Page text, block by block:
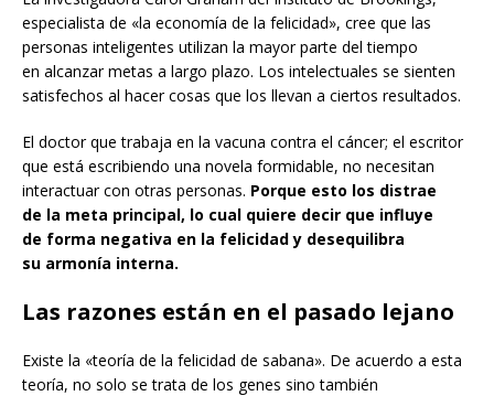
especialista de «la economía de la felicidad», cree que las
personas inteligentes utilizan la mayor parte del tiempo
en alcanzar metas a largo plazo. Los intelectuales se sienten
satisfechos al hacer cosas que los llevan a ciertos resultados.
El doctor que trabaja en la vacuna contra el cáncer; el escritor
que está escribiendo una novela formidable, no necesitan
interactuar con otras personas. Porque esto los distrae
de la meta principal, lo cual quiere decir que influye
de forma negativa en la felicidad y desequilibra
su armonía interna.
Las razones están en el pasado lejano
Existe la «teoría de la felicidad de sabana». De acuerdo a esta
teoría, no solo se trata de los genes sino también